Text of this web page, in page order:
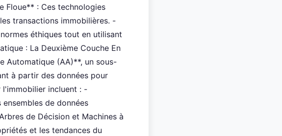
Floue** : Ces technologies
transactions immobilières. -
éthiques tout en utilisant
: La Deuxième Couche En
Automatique (AA)**, un sous-
à partir des données pour
l'immobilier incluent : -
de données
de Décision et Machines à
et les tendances du